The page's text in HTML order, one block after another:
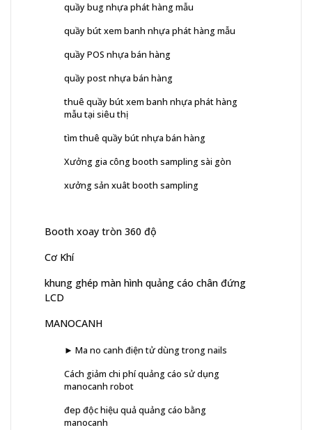
quầy bug nhựa phát hàng mẫu
quầy bút xem banh nhựa phát hàng mẫu
quầy POS nhựa bán hàng
quầy post nhựa bán hàng
thuê quầy bút xem banh nhựa phát hàng
mẫu tại siêu thị
tìm thuê quầy bút nhựa bán hàng
Xưởng gia công booth sampling sài gòn
xưởng sản xuât booth sampling
Booth xoay tròn 360 độ
Cơ Khí
khung ghép màn hình quảng cáo chân đứng
LCD
MANOCANH
► Ma no canh điện tử dùng trong nails
Cách giảm chi phí quảng cáo sử dụng
manocanh robot
đep độc hiệu quả quảng cáo bằng
manocanh